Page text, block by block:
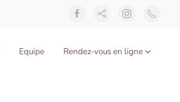
Equipe Rendez-vous en ligne